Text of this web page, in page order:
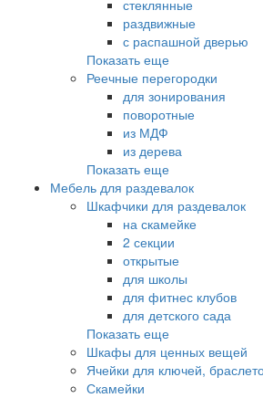
стеклянные
раздвижные
с распашной дверью
Показать еще
Реечные перегородки
для зонирования
поворотные
из МДФ
из дерева
Показать еще
Мебель для раздевалок
Шкафчики для раздевалок
на скамейке
2 секции
открытые
для школы
для фитнес клубов
для детского сада
Показать еще
Шкафы для ценных вещей
Ячейки для ключей,
Скамейки